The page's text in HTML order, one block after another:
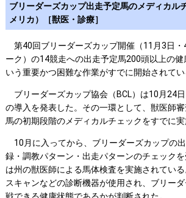
ブリーダーズカップ出走予定馬のメディカル
メリカ）［獣医・診療］
第40回ブリーダーズカップ開催（11月3日
ーク）の14競走への出走予定馬200頭以上の健
いう重要かつ困難な作業がすでに開始されてい
ブリーダーズカップ協会（BCL）は10月24
の導入を発表した。その一環として、獣医師
馬の初期段階のメディカルチェックをすでに実
10月に入ってから、ブリーダーズカップの
録・調教パターン・出走パターンのチェック
は州の獣医師による馬体検査を実施されてい
スキャンなどの診断機器が使用され、ブリー